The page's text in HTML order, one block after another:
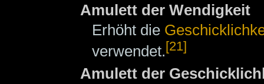
Amulett der Wendigkeit
Erhöht die
verwendet.[21]
Amulett der